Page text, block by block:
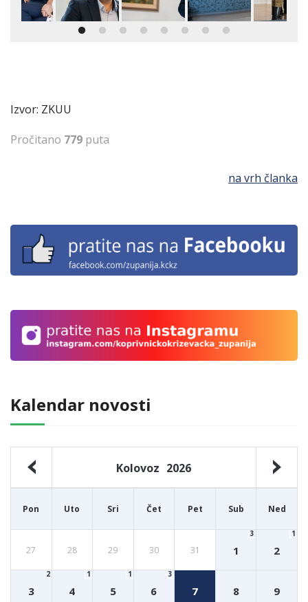
Kalendar novosti
Kolovoz 2026
Pon Uto Sri Čet Pet Sub Ned
27 28 29 30 31 1
3
2
1
3
2
4
1
5
1
6
3
7 8 9
Izvor: ZKUU
Pročitano 779 puta
na vrh članka